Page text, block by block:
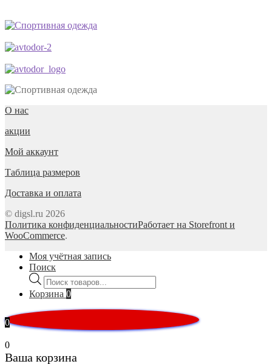
О нас
акции
Мой аккаунт
Таблица размеров
Доставка и оплата
© digsl.ru 2026
Политика конфиденциальностиРаботает на Storefront и
WooCommerce.
Моя учётная запись
Поиск
Поиск
товаров
Корзина 0
0
0
Ваша корзина